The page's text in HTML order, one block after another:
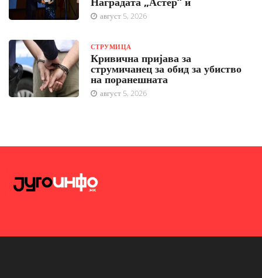
август 5, 2026
СТРУМИЦА
Кривична пријава за
струмичанец за обид за убиство
на поранешната
август 5, 2026